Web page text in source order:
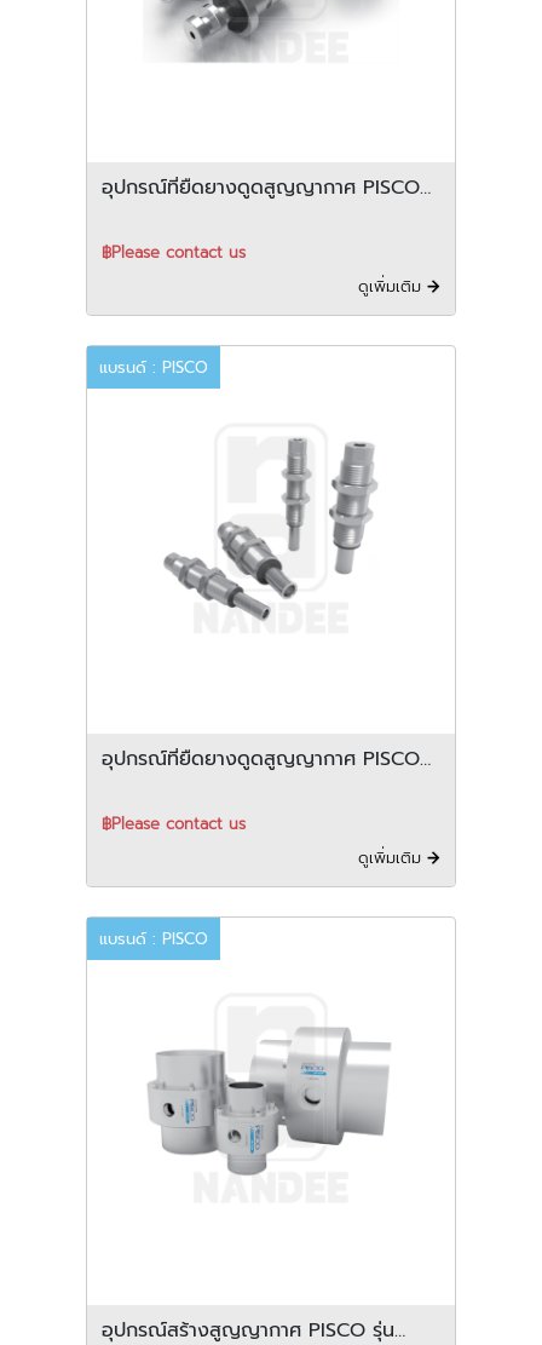
อุปกรณ์ที่ยืดยางดูดสูญญากาศ PISCO
฿Please contact us
ดูเพิ่มเติม
แบรนด์ : PISCO
อุปกรณ์ที่ยืดยางดูดสูญญากาศ PISCO
฿Please contact us
ดูเพิ่มเติม
แบรนด์ : PISCO
อุปกรณ์สร้างสูญญากาศ PISCO รุ่น